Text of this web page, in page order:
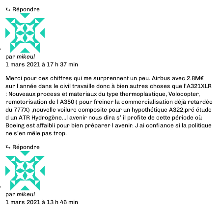
⮑ Répondre
parmikeul
1 mars 2021 à 17 h 37 min
Merci pour ces chiffres qui me surprennent un peu. Airbus avec 2.8M€
sur l année dans le civil travaille donc à bien autres choses que l’A321XLR
: Nouveaux process et materiaux du type thermoplastique, Volocopter,
remotorisation de l A350 ( pour freiner la commercialisation déjà retardée
du 777X) ,nouvelle voilure composite pour un hypothétique A322,pré étude
d un ATR Hydrogène…l avenir nous dira s’ il profite de cette période où
Boeing est affaibli pour bien préparer l avenir. J ai confiance si la politique
ne s’en mêle pas trop.
⮑ Répondre
parmikeul
1 mars 2021 à 13 h 46 min